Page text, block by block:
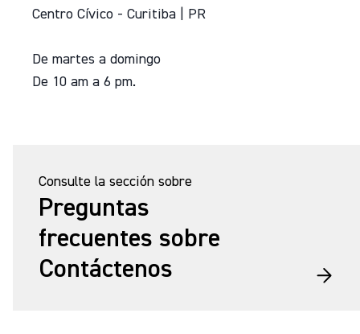
Centro Cívico - Curitiba | PR
De martes a domingo
De 10 am a 6 pm.
Consulte la sección sobre
Preguntas
frecuentes sobre
Contáctenos